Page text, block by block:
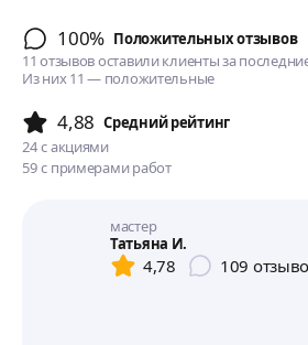
100% Положительных отзывов
11 отзывов оставили клиенты за
Из них 11 — положительные
4,88 Cредний рейтинг
24 с акциями
59 с примерами работ
мастер
Татьяна И.
4,78 109